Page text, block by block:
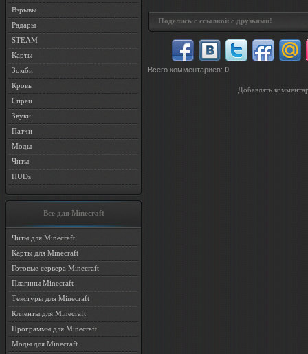
Взрывы
Радары
STEAM
Карты
Зомби
Кровь
Спреи
Звуки
Патчи
Моды
Читы
HUDs
Все для Minecraft
Читы для Minecraft
Карты для Minecraft
Готовые сервера Minecraft
Плагины Minecraft
Текстуры для Minecraft
Клиенты для Minecraft
Программы для Minecraft
Моды для Minecraft
Поделись с ссылкой с друзьями!
Всего комментариев: 0
Добавлять